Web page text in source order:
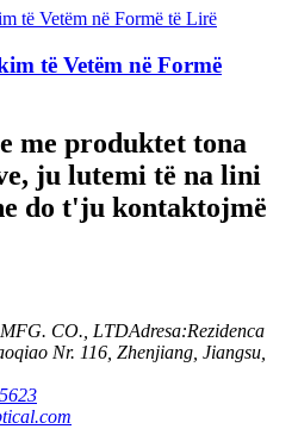
të Vetëm në Formë
me produktet tona
ju lutemi të na lini
do t'ju kontaktojmë
CO., LTDAdresa:Rezidenca
Nr. 116, Zhenjiang, Jiangsu,